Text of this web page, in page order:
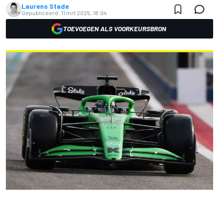
Laurens Stade
Gepubliceerd: 11 mrt 2025, 18:04
TOEVOEGEN ALS VOORKEURSBRON